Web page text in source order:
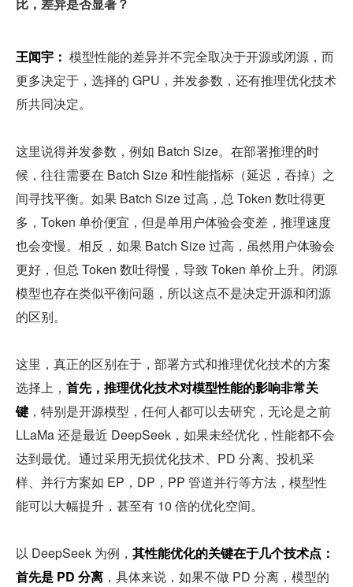
比，差异是否显著？
王闻宇： 模型性能的差异并不完全取决于开源或闭源，而
更多决定于，选择的 GPU，并发参数，还有推理优化技术
所共同决定。
这里说得并发参数，例如 Batch Size。在部署推理的时
候，往往需要在 Batch Size 和性能指标（延迟，吞掉）之
间寻找平衡。如果 Batch Size 过高，总 Token 数吐得更
多，Token 单价便宜，但是单用户体验会变差，推理速度
也会变慢。相反，如果 Batch Size 过高，虽然用户体验会
更好，但总 Token 数吐得慢，导致 Token 单价上升。闭源
模型也存在类似平衡问题，所以这点不是决定开源和闭源
的区别。
这里，真正的区别在于，部署方式和推理优化技术的方案
选择上， 首先，推理优化技术对模型性能的影响非常关
键 ，特别是开源模型，任何人都可以去研究，无论是之前
LLaMa 还是最近 DeepSeek，如果未经优化，性能都不会
达到最优。通过采用无损优化技术、PD 分离、投机采
样、并行方案如 EP，DP，PP 管道并行等方法，模型性
能可以大幅提升，甚至有 10 倍的优化空间。
以 DeepSeek 为例， 其性能优化的关键在于几个技术点：
首先是 PD 分离 ，具体来说，如果不做 PD 分离，模型的